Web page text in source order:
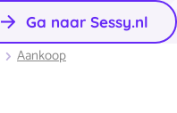
Ga naar Sessy.nl
Aankoop